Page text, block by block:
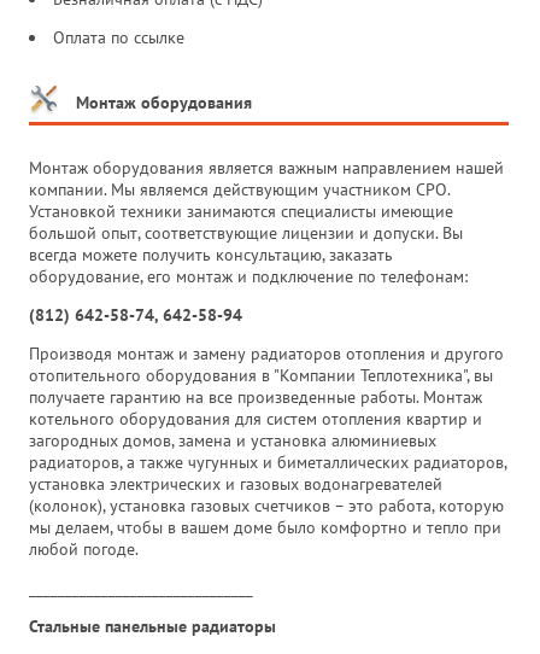
Оплата по ссылке
Монтаж оборудования
Монтаж оборудования является важным направлением нашей
компании. Мы являемся действующим участником СРО.
Установкой техники занимаются специалисты имеющие
большой опыт, соответствующие лицензии и допуски. Вы
всегда можете получить консультацию, заказать
оборудование, его монтаж и подключение по телефонам:
(812) 642-58-74, 642-58-94
Производя монтаж и замену радиаторов отопления и другого
отопительного оборудования в "Компании Теплотехника", вы
получаете гарантию на все произведенные работы. Монтаж
котельного оборудования для систем отопления квартир и
загородных домов, замена и установка алюминиевых
радиаторов, а также чугунных и биметаллических радиаторов,
установка электрических и газовых водонагревателей
(колонок), установка газовых счетчиков – это работа, которую
мы делаем, чтобы в вашем доме было комфортно и тепло при
любой погоде.
Стальные панельные радиаторы